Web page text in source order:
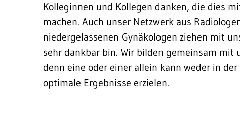
Kolleginnen und Kollegen danken, die dies
machen. Auch unser Netzwerk aus
niedergelassenen Gynäkologen ziehen mit
sehr dankbar bin. Wir bilden gemeinsam mit
denn eine oder einer allein kann weder in
optimale Ergebnisse erzielen.